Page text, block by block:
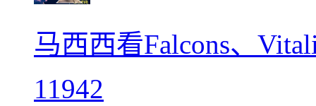
马西西看Falcons、
11942